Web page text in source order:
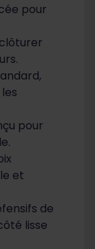
pour
pour
et
de
lisse